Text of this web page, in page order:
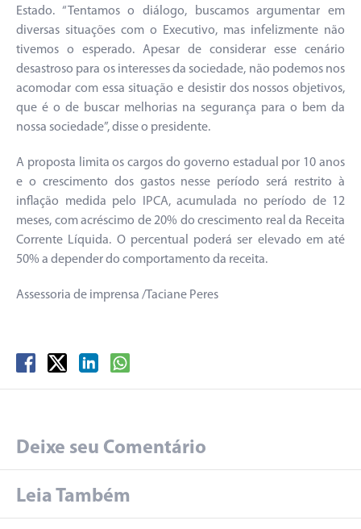
Estado. “Tentamos o diálogo, buscamos argumentar em
diversas situações com o Executivo, mas infelizmente não
tivemos o esperado. Apesar de considerar esse cenário
desastroso para os interesses da sociedade, não podemos nos
acomodar com essa situação e desistir dos nossos objetivos,
que é o de buscar melhorias na segurança para o bem da
nossa sociedade”, disse o presidente.
A proposta limita os cargos do governo estadual por 10 anos
e o crescimento dos gastos nesse período será restrito à
inflação medida pelo IPCA, acumulada no período de 12
meses, com acréscimo de 20% do crescimento real da Receita
Corrente Líquida. O percentual poderá ser elevado em até
50% a depender do comportamento da receita.
Assessoria de imprensa /Taciane Peres
Deixe seu Comentário
Leia Também